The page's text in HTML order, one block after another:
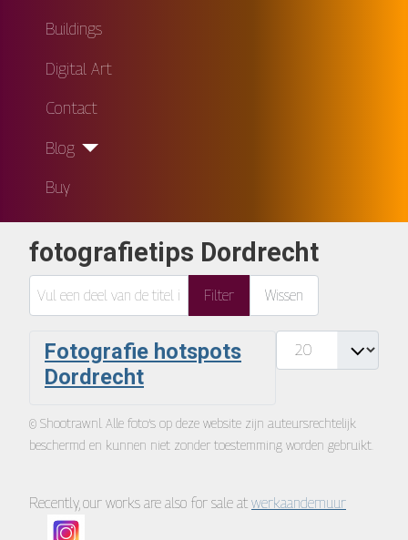
Buildings
Digital Art
Contact
Blog
Buy
fotografietips Dordrecht
Filter Wissen
Toon #
Fotografie hotspots
Dordrecht
© Shootraw.nl. Alle foto’s op deze website zijn auteursrechtelijk
beschermd en kunnen niet zonder toestemming worden gebruikt.
Recently, our works are also for sale at werkaandemuur